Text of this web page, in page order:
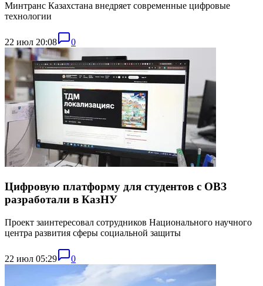
Минтранс Казахстана внедряет современные цифровые
технологии
22 июл 20:08 0
Цифровую платформу для студентов с ОВЗ
разработали в КазНУ
Проект заинтересовал сотрудников Национального научного
центра развития сферы социальной защиты
22 июл 05:29 0